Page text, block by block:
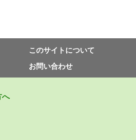
このサイトについて
お問い合わせ
へ